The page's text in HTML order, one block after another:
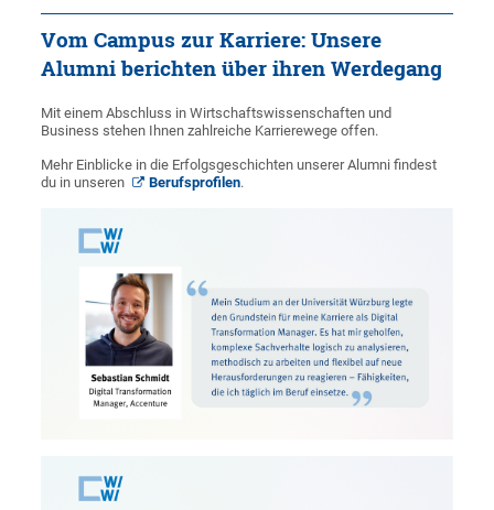
Vom Campus zur Karriere: Unsere
Alumni berichten über ihren Werdegang
Mit einem Abschluss in Wirtschaftswissenschaften und
Business stehen Ihnen zahlreiche Karrierewege offen.
Mehr Einblicke in die Erfolgsgeschichten unserer Alumni findest
du in unseren
Berufsprofilen.